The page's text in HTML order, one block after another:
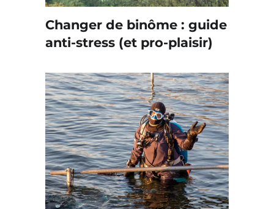
Changer de binôme : guide
anti-stress (et pro-plaisir)